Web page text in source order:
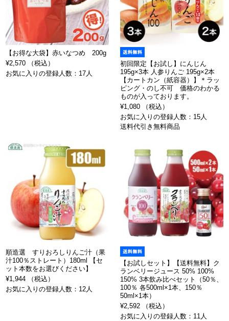
【お得な大袋】赤いなつめ 200g
¥2,570 （税込）
お気に入りの登録人数：17人
初回限定【お試し】にんじん
195g×3本 人参りんご 195g×2本
【カートカン（紙容器）】＊ラッ
ピング・のし不可 価格のわかる
ものが入っております。
¥1,080 （税込）
お気に入りの登録人数：15人
送料代引き無料商品
順造選 すりおろしりんご汁（果
汁100％ストレート）180ml 【セ
ット本数をお選びください】
¥1,944 （税込）
お気に入りの登録人数：12人
【お試しセット】【送料無料】ク
ランベリージュース 50% 100%
150% 3本飲み比べセット（50％、
100％ 各500ml×1本、150％
50ml×1本）
¥2,592 （税込）
お気に入りの登録人数：11人